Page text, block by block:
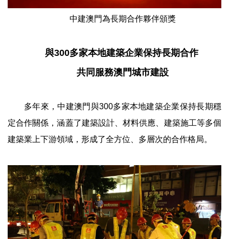
中建澳門為長期合作夥伴頒獎
與300多家本地建築企業保持長期合作
共同服務澳門城市建設
多年來，中建澳門與300多家本地建築企業保持長期穩
定合作關係，涵蓋了建築設計、材料供應、建築施工等多個
建築業上下游領域，形成了全方位、多層次的合作格局。